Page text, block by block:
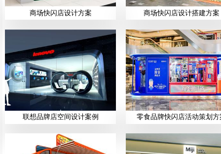
商场快闪店设计方案 商场快闪店设计搭建方案
联想品牌店空间设计案例 零食品牌快闪店活动策划方